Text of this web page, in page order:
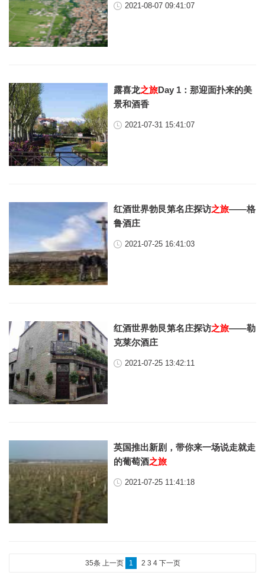
2021-08-07 09:41:07
露喜龙之旅Day 1：那迎面扑来的美
景和酒香
2021-07-31 15:41:07
红酒世界勃艮第名庄探访之旅——格
鲁酒庄
2021-07-25 16:41:03
红酒世界勃艮第名庄探访之旅——勒
克莱尔酒庄
2021-07-25 13:42:11
英国推出新剧，带你来一场说走就走
的葡萄酒之旅
2021-07-25 11:41:18
35条 上一页 1 2 3 4 下一页